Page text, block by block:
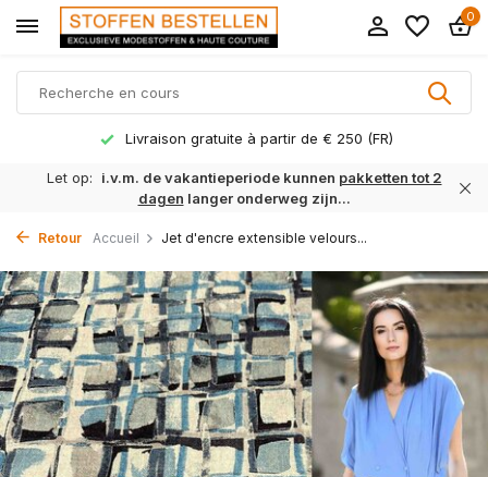
0
Livraison gratuite à partir de € 250 (FR)
Let op: i.v.m. de vakantieperiode kunnen pakketten tot 2
dagen langer onderweg zijn...
Retour Accueil Jet d'encre extensible velours...